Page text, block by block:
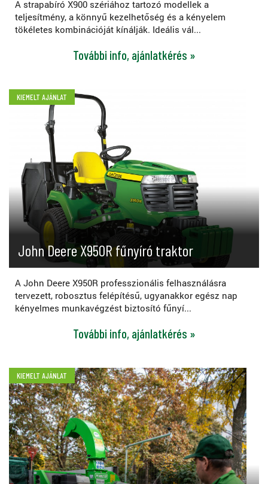
A strapabíró X900 szériához tartozó modellek a
teljesítmény, a könnyű kezelhetőség és a kényelem
tökéletes kombinációját kínálják. Ideális vál...
További info, ajánlatkérés »
KIEMELT AJÁNLAT
John Deere X950R fűnyíró traktor
A John Deere X950R professzionális felhasználásra
tervezett, robosztus felépítésű, ugyanakkor egész nap
kényelmes munkavégzést biztosító fűnyí...
További info, ajánlatkérés »
KIEMELT AJÁNLAT